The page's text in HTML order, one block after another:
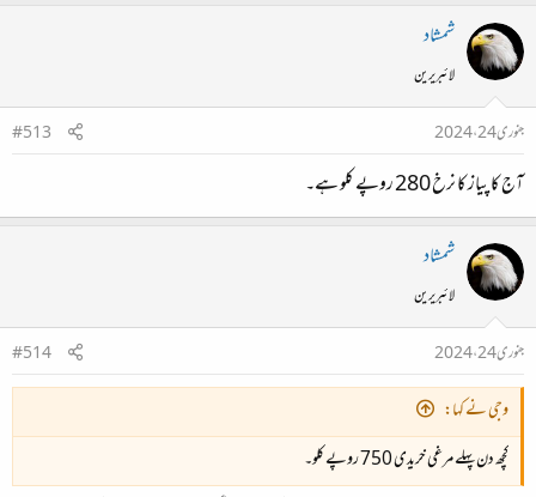
شمشاد
لائبریرین
جنوری 24، 2024
#513
آج کا پیاز کا نرخ 280 روپے کلو ہے۔
شمشاد
لائبریرین
جنوری 24، 2024
#514
وجی نے کہا:
کچھ دن پہلے مرغی خریدی 750 روپے کلو۔